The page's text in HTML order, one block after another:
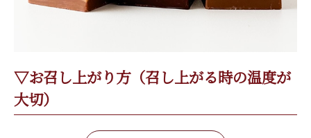
▽お召し上がり方（召し上がる時の温度が
大切）